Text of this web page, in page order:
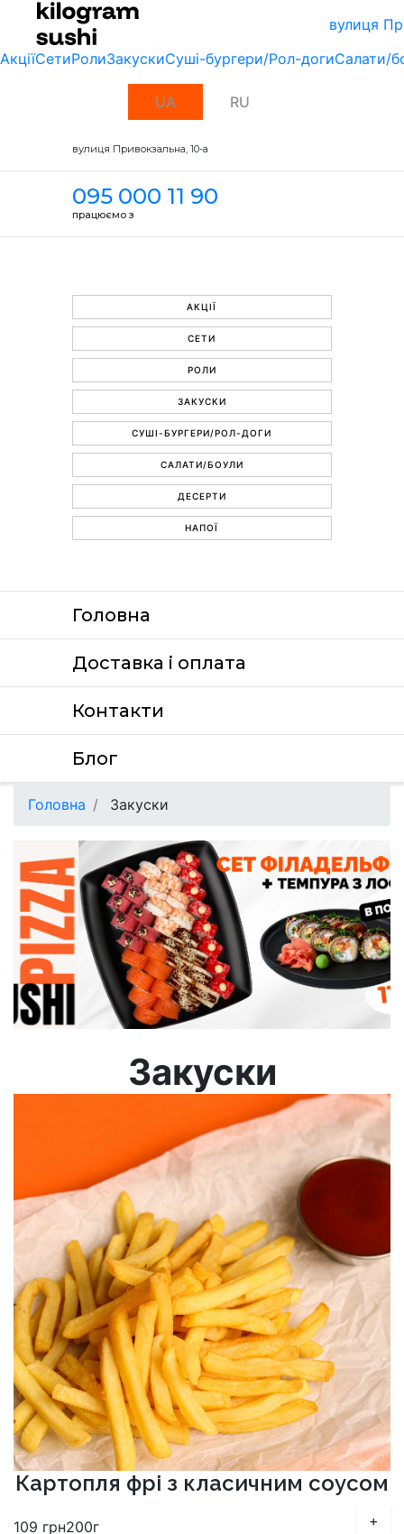
вулиця
АкціїСетиРолиЗакускиСуші-бургери/Рол-догиСалати/
UA RU
вулиця Привокзальна, 10-a
095 000 11 90
працюємо з
АКЦІЇ
СЕТИ
РОЛИ
ЗАКУСКИ
СУШІ-БУРГЕРИ/РОЛ-ДОГИ
САЛАТИ/БОУЛИ
ДЕСЕРТИ
НАПОЇ
Головна
Доставка i оплата
Контакти
Блог
Головна Закуски
Закуски
Картопля фрі з класичним соусом
109 грн200г +